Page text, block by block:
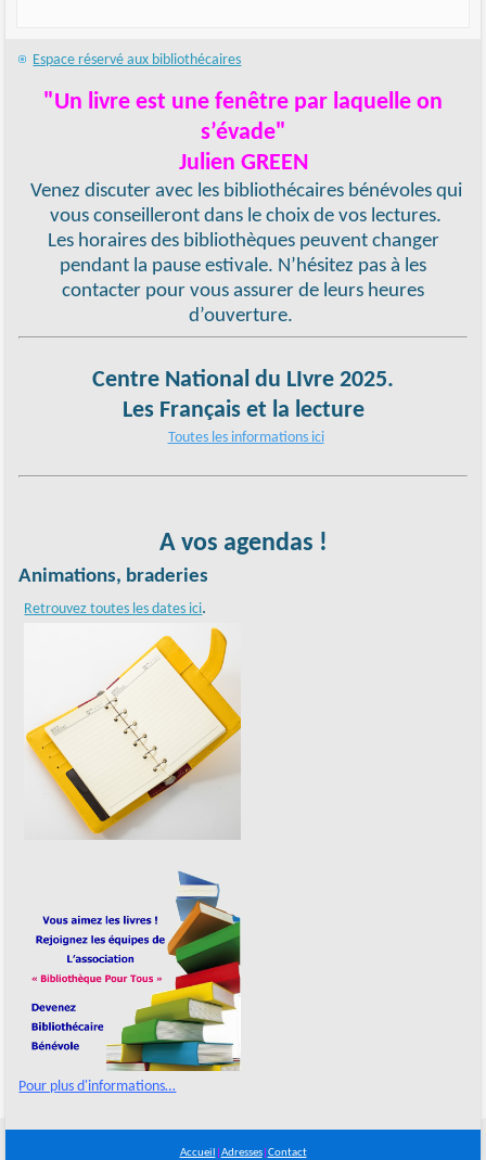
Espace réservé aux bibliothécaires
"Un livre est une fenêtre par laquelle on
s’évade"
Julien GREEN
Venez discuter avec les bibliothécaires bénévoles qui
vous conseilleront dans le choix de vos lectures.
Les horaires des bibliothèques peuvent changer
pendant la pause estivale. N’hésitez pas à les
contacter pour vous assurer de leurs heures
d’ouverture.
Centre National du LIvre 2025.
Les Français et la lecture
Toutes les informations ici
A vos agendas !
Animations, braderies
Retrouvez toutes les dates ici.
Pour plus d'informations…
Accueil Adresses| Contact